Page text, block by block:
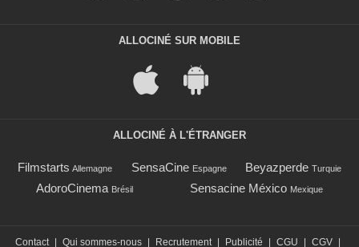
ALLOCINÉ SUR MOBILE
ALLOCINÉ À L'ÉTRANGER
Filmstarts Allemagne SensaCine Espagne Beyazperde Turquie
AdoroCinema Brésil Sensacine México Mexique
Contact Qui sommes-nous Recrutement Publicité CGU CGV